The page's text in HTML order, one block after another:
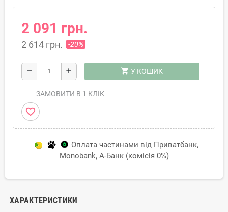
2 091 грн.
2 614 грн. -20%
remove add shopping_cart У КОШИК
ЗАМОВИТИ В 1 КЛІК
favorite_border
Оплата частинами від Приватбанк,
Monobank, А-Банк (комісія 0%)
ХАРАКТЕРИСТИКИ